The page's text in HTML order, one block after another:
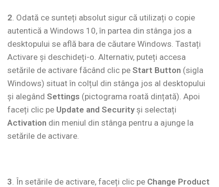
2. Odată ce sunteți absolut sigur că utilizați o copie
autentică a Windows 10, în partea din stânga jos a
desktopului se află bara de căutare Windows. Tastați
Activare și deschideți-o. Alternativ, puteți accesa
setările de activare făcând clic pe Start Button (sigla
Windows) situat în colțul din stânga jos al desktopului
și alegând Settings (pictograma roată dințată). Apoi
faceți clic pe Update and Securityși selectați
Activation din meniul din stânga pentru a ajunge la
setările de activare.
3. În setările de activare, faceți clic pe Change Product